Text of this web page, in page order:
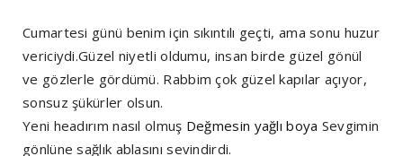
Cumartesi günü benim için sıkıntılı geçti, ama sonu huzur
vericiydi.Güzel niyetli oldumu, insan birde güzel gönül
ve gözlerle gördümü. Rabbim çok güzel kapılar açıyor,
sonsuz şükürler olsun.
Yeni headırım nasıl olmuş Değmesin yağlı boya Sevgimin
gönlüne sağlık ablasını sevindirdi.